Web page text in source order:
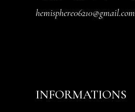
hemisphere06210@gmail.com
INFORMATIONS